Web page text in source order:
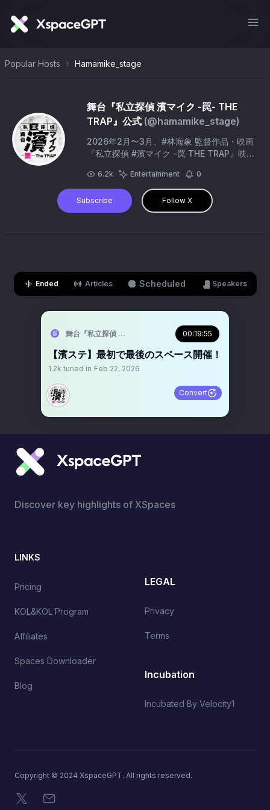
Popular Hosts Hamamike_stage
舞台『私立探偵 濱マイク -罠- THE
TRAP』公式 (@hamamike_stage)
2026年2月〜3月、#林海象 監督作品・映画
『私立探偵 #濱マイク -罠 THE TRAP』映画
台化決定！ 出演: #佐藤流司 ほか／脚本・演
出: #西田大輔 企画: #citrolemon (c) 舞台
『私立探偵 濱マイク』製作委員会2026 #濱
ステ3_罠 #濱ステ
6.2k Entertainment 0
Subscribe Follow X
Ended Articles Scheduled Speakers
舞台『私立探偵 濱マイク -罠- THE TRAP』公式
00:19:55
【濱ステ】最初で最後のスペース開催！
1.2k tuned in Feb 22, 2026
Convert
Discover key highlights of XSpaces
LINKS
Pricing
KOL&KOL Program
Affiliates
Spaces Downloader
Blog
LEGAL
Privacy
Terms
Incubation
Incubated By Velocity1
Copyright © 2024 XspaceGPT. All rights reserved.
X Email